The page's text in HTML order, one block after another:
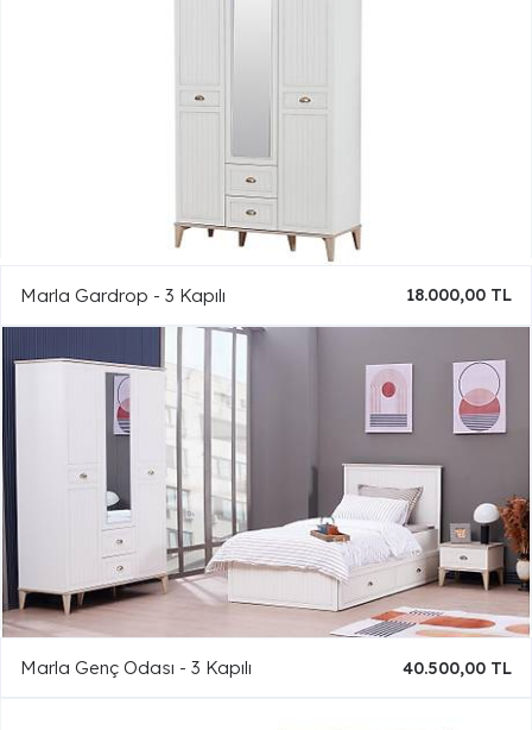
Marla Gardrop - 3 Kapılı 18.000,00 TL
Marla Genç Odası - 3 Kapılı 40.500,00 TL